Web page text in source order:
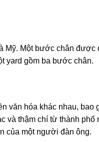
Mỹ. Một bước chân được
yard gồm ba bước chân.
văn hóa khác nhau, bao
và thậm chí từ thành phố
của một người đàn ông.